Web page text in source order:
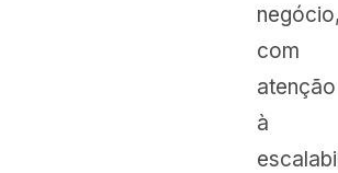
negócio,
com
atenção
à